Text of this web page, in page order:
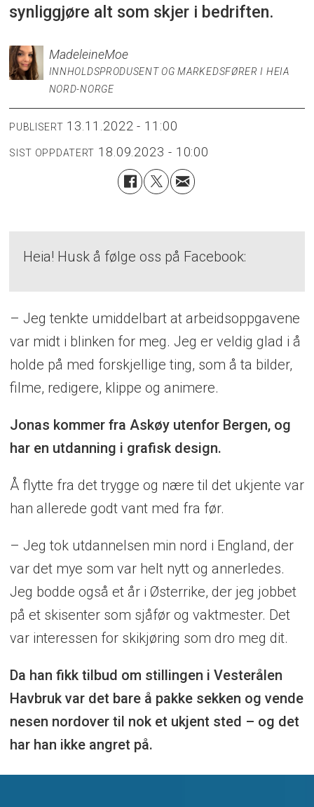
synliggjøre alt som skjer i bedriften.
MadeleineMoe
INNHOLDSPRODUSENT OG MARKEDSFØRER I HEIA
NORD-NORGE
PUBLISERT 13.11.2022 - 11:00
SIST OPPDATERT 18.09.2023 - 10:00
Heia! Husk å følge oss på Facebook:
– Jeg tenkte umiddelbart at arbeidsoppgavene
var midt i blinken for meg. Jeg er veldig glad i å
holde på med forskjellige ting, som å ta bilder,
filme, redigere, klippe og animere.
Jonas kommer fra Askøy utenfor Bergen, og
har en utdanning i grafisk design.
Å flytte fra det trygge og nære til det ukjente var
han allerede godt vant med fra før.
– Jeg tok utdannelsen min nord i England, der
var det mye som var helt nytt og annerledes.
Jeg bodde også et år i Østerrike, der jeg jobbet
på et skisenter som sjåfør og vaktmester. Det
var interessen for skikjøring som dro meg dit.
Da han fikk tilbud om stillingen i Vesterålen
Havbruk var det bare å pakke sekken og vende
nesen nordover til nok et ukjent sted – og det
har han ikke angret på.